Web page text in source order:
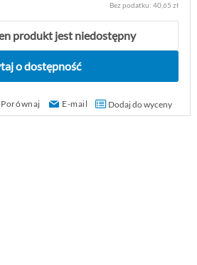
40,65 zł
produkt jest niedostępny
o dostępność
Porównaj E-mail Dodaj do wyceny